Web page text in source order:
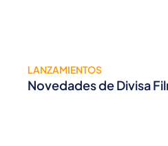
LANZAMIENTOS
Novedades de Divisa